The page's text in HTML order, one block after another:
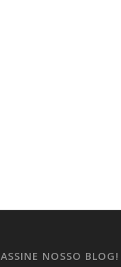
ASSINE NOSSO BLOG!